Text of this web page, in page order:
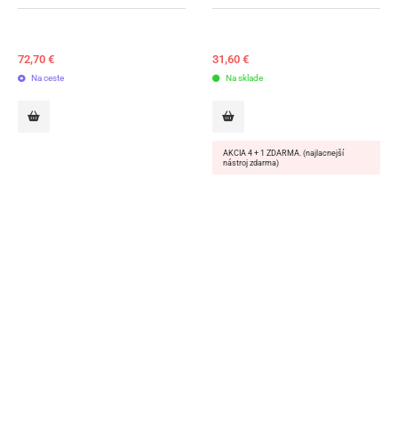
72,70 €
Na ceste
31,60 €
Na sklade
AKCIA 4 + 1 ZDARMA. (najlacnejší
nástroj zdarma)